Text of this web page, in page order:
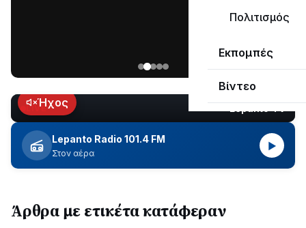
Πολιτισμός
Εκπομπές
Βίντεο
Κωτσανά
για
τα
μεγάλα
έργα
LIVEΉχος
Lepanto Radio 101.4 FM
Στον αέρα
▶
Άρθρα με ετικέτα κατάφεραν